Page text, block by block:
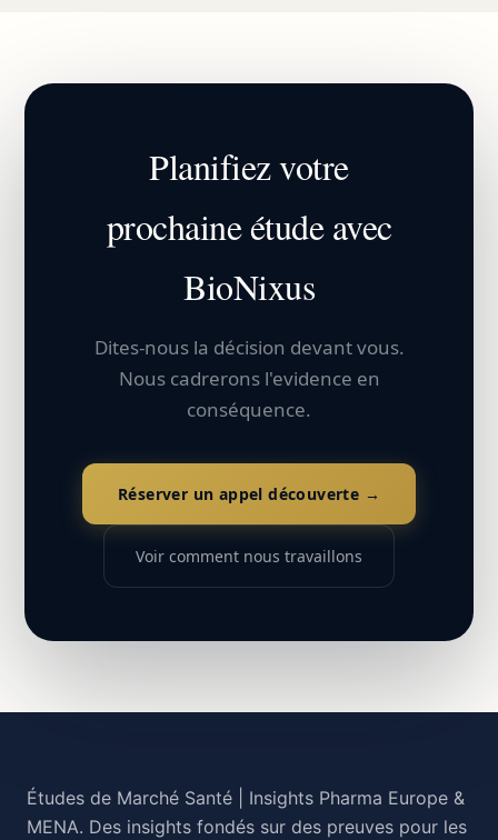
Planifiez votre
prochaine étude avec
BioNixus
Dites-nous la décision devant vous.
Nous cadrerons l'evidence en
conséquence.
Réserver un appel découverte →
Voir comment nous travaillons
Études de Marché Santé | Insights Pharma Europe &
MENA. Des insights fondés sur des preuves pour les